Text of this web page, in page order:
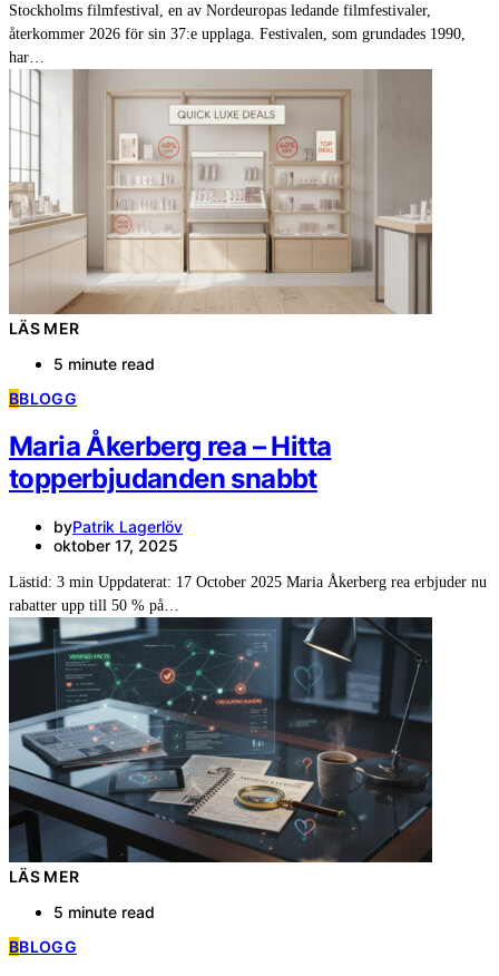
Stockholms filmfestival, en av Nordeuropas ledande filmfestivaler,
återkommer 2026 för sin 37:e upplaga. Festivalen, som grundades 1990,
har…
LÄS MER
5 minute read
BBLOGG
Maria Åkerberg rea – Hitta
topperbjudanden snabbt
byPatrik Lagerlöv
oktober 17, 2025
Lästid: 3 min Uppdaterat: 17 October 2025 Maria Åkerberg rea erbjuder nu
rabatter upp till 50 % på…
LÄS MER
5 minute read
BBLOGG